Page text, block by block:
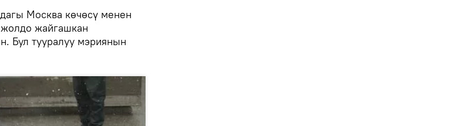
Москва көчөсү менен
жайгашкан
Бул тууралуу мэриянын